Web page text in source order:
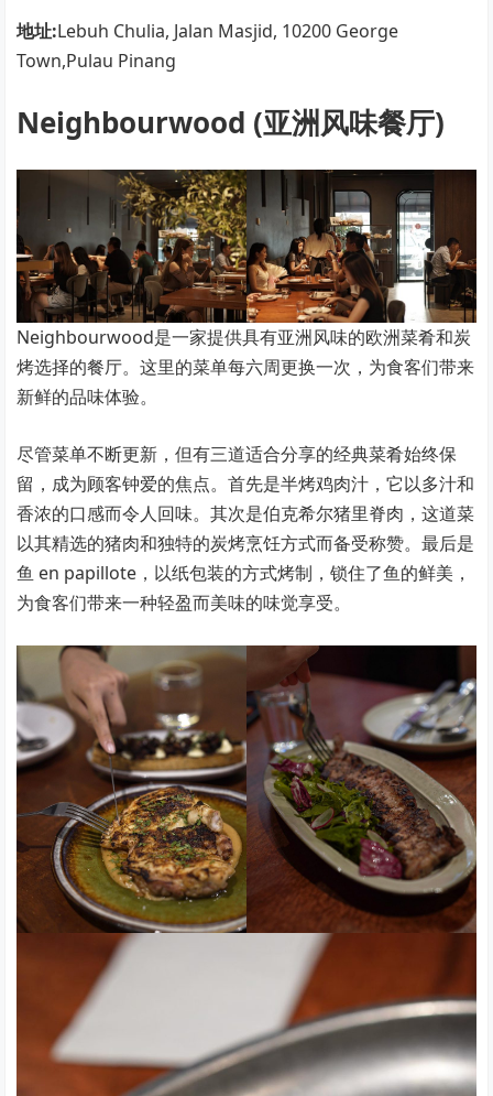
地址:Lebuh Chulia, Jalan Masjid, 10200 George
Town,Pulau Pinang
Neighbourwood (亚洲风味餐厅)
Neighbourwood是一家提供具有亚洲风味的欧洲菜肴和炭
烤选择的餐厅。这里的菜单每六周更换一次，为食客们带来
新鲜的品味体验。
尽管菜单不断更新，但有三道适合分享的经典菜肴始终保
留，成为顾客钟爱的焦点。首先是半烤鸡肉汁，它以多汁和
香浓的口感而令人回味。其次是伯克希尔猪里脊肉，这道菜
以其精选的猪肉和独特的炭烤烹饪方式而备受称赞。最后是
鱼 en papillote，以纸包装的方式烤制，锁住了鱼的鲜美，
为食客们带来一种轻盈而美味的味觉享受。